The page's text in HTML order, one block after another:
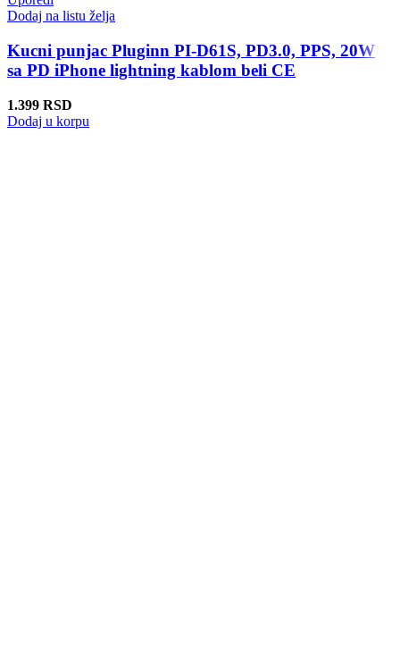
Dodaj na listu želja
Kucni punjac Pluginn PI-D61S, PD3.0, PPS, 20W
sa PD iPhone lightning kablom beli CE
1.399 RSD
Dodaj u korpu